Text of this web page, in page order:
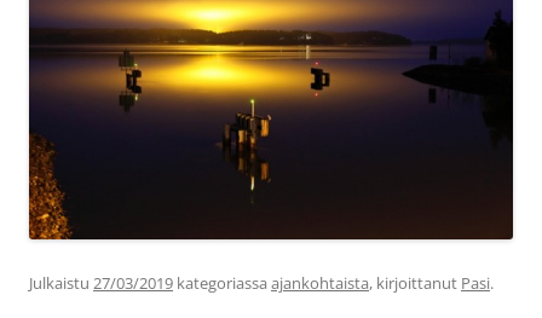
Julkaistu 27/03/2019 kategoriassa ajankohtaista, kirjoittanut Pasi.